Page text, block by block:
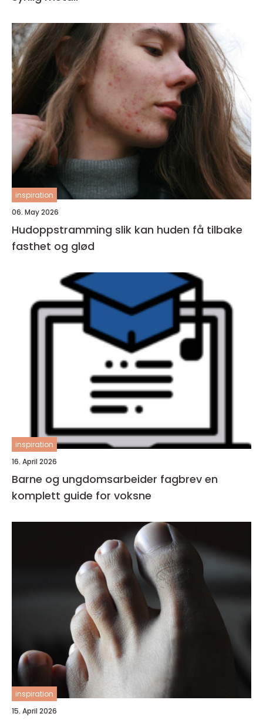
inspiration
06. May 2026
Hudoppstramming slik kan huden få tilbake
fasthet og glød
inspiration
16. April 2026
Barne og ungdomsarbeider fagbrev en
komplett guide for voksne
inspiration
15. April 2026